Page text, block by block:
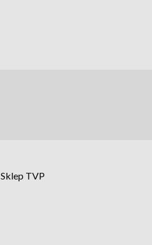
Sklep TVP